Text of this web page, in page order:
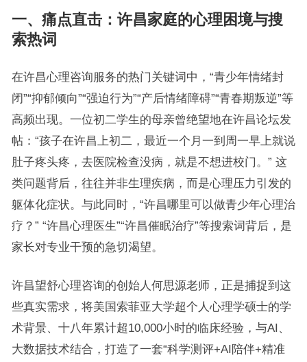
一、痛点直击：许昌家庭的心理困境与搜
索热词
在许昌心理咨询服务的热门关键词中，“青少年情绪封
闭”“抑郁倾向”“强迫行为”“产后情绪障碍”“青春期叛逆”等
高频出现。一位初二学生的母亲曾绝望地在许昌论坛发
帖：“孩子在许昌上初二，最近一个月一到周一早上就说
肚子疼头疼，去医院检查没病，就是不想进校门。” 这
类问题背后，往往并非生理疾病，而是心理压力引发的
躯体化症状。与此同时，“许昌哪里可以做青少年心理治
疗？” “许昌心理医生”“许昌催眠治疗”等搜索词背后，是
家长对专业干预的急切渴望。
许昌望舒心理咨询的创始人何思源老师，正是捕捉到这
些真实需求，将美国索菲亚大学超个人心理学硕士的学
术背景、十八年累计超10,000小时的临床经验，与AI、
大数据技术结合，打造了一套“科学测评+AI陪伴+精准